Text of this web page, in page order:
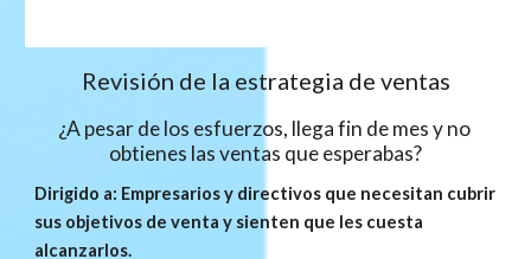
Revisión de la estrategia de ventas
¿A pesar de los esfuerzos, llega fin de mes y no
obtienes las ventas que esperabas?
Dirigido a: Empresarios y directivos que necesitan cubrir
sus objetivos de venta y sienten que les cuesta
alcanzarlos.